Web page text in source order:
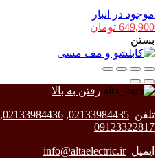
موجود در انبار
649,900 تومان
بستن
رفتن به بالا
تلفن 02133984435
,
02133984436
,
09123322817
ایمیلinfo@altaelectric.ir